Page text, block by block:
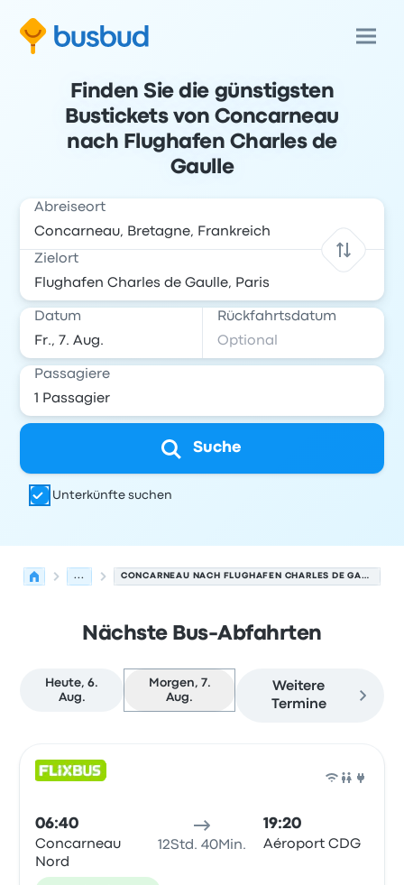
Finden Sie die günstigsten
Bustickets von Concarneau
nach Flughafen Charles de
Gaulle
Abreiseort
Zielort
Datum Rückfahrtsdatum
Passagiere
Suche
Unterkünfte suchen
... CONCARNEAU NACH FLUGHAFEN CHARLES DE GAULLE
Nächste Bus-Abfahrten
Heute, 6.
Aug.
Morgen, 7.
Aug.
Weitere
Termine
06:40
Concarneau
Nord
12Std. 40Min.
19:20
Aéroport CDG